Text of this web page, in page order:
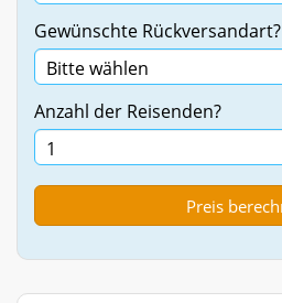
Gewünschte Rückversandart?
Anzahl der Reisenden?